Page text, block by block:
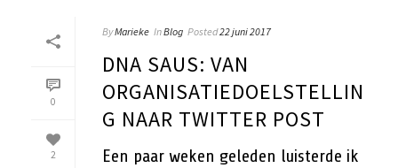
0
2
ByMarieke InBlog Posted22 juni 2017
DNA SAUS: VAN
ORGANISATIEDOELSTELLIN
G NAAR TWITTER POST
Een paar weken geleden luisterde ik